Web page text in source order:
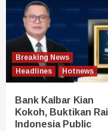
Breaking News
Headlines
Hotnews
Bank Kalbar Kian
Kokoh, Buktikan
Indonesia Public